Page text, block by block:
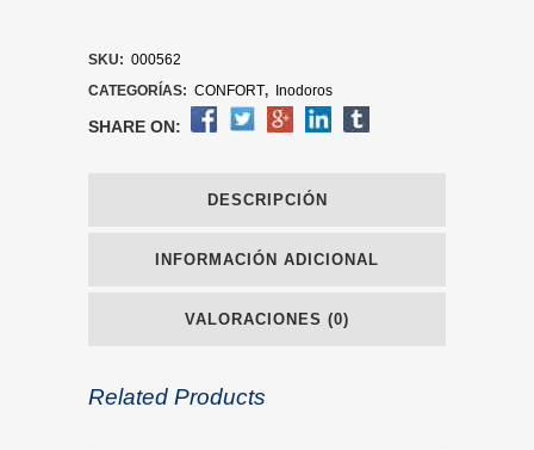
SKU: 000562
CATEGORÍAS: CONFORT, Inodoros
SHARE ON:
DESCRIPCIÓN
INFORMACIÓN ADICIONAL
VALORACIONES (0)
Related Products